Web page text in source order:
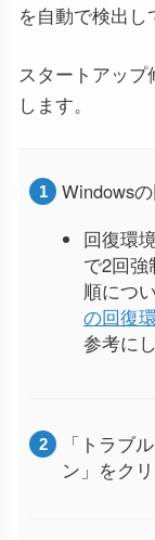
を自動で検出し
スタートアッ
します。
Windows
回復環
で2回
順につ
の回復
参考に
「トラブ
ン」をク